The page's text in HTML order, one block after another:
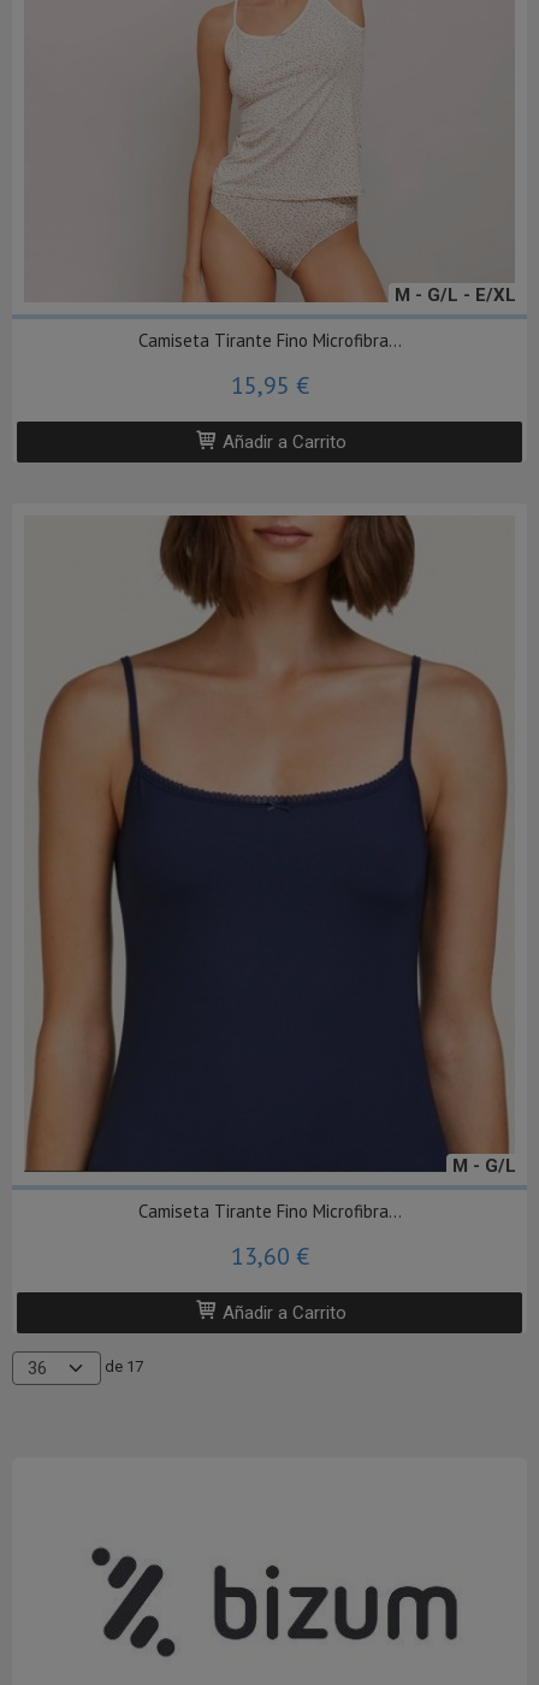
M - G/L - E/XL
Camiseta Tirante Fino Microfibra...
15,95 €
Añadir a Carrito
M - G/L
Camiseta Tirante Fino Microfibra...
13,60 €
Añadir a Carrito
de 17